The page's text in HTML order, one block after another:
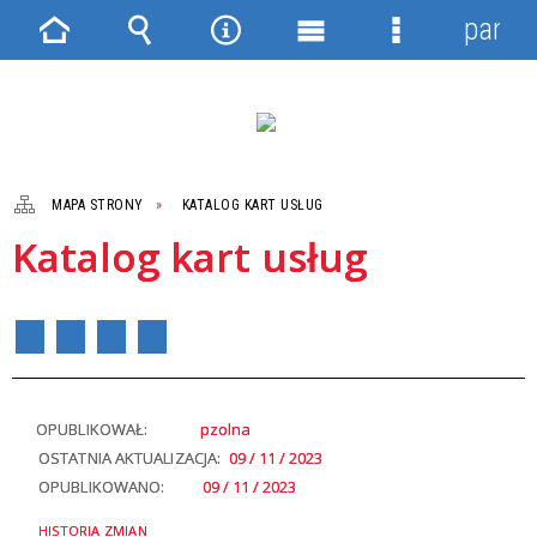
MAPA STRONY KATALOG KART USŁUG
Katalog kart usług
OPUBLIKOWAŁ:
pzolna
OSTATNIA AKTUALIZACJA: 09 / 11 / 2023
OPUBLIKOWANO:
09 / 11 / 2023
HISTORIA ZMIAN
Strona Wyszukiwarka
NarzędziaMenu
Menu
panel